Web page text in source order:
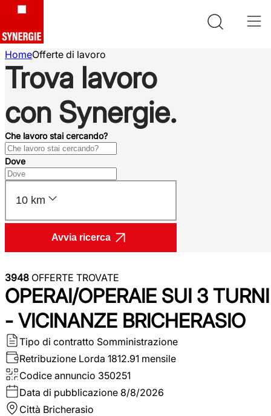
HomeOfferte di lavoro
Trova lavoro
con Synergie.
Che lavoro stai cercando?
Dove
10 km
Avvia ricerca
3948 OFFERTE TROVATE
OPERAI/OPERAIE SUI 3 TURNI
- VICINANZE BRICHERASIO
Tipo di contratto Somministrazione
Retribuzione Lorda 1812.91 mensile
Codice annuncio 350251
Data di pubblicazione 8/8/2026
Città Bricherasio